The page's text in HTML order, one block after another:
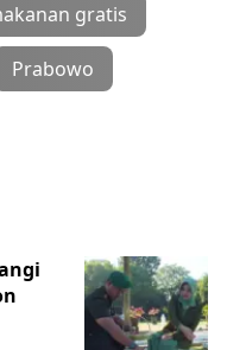
gratis
Prabowo